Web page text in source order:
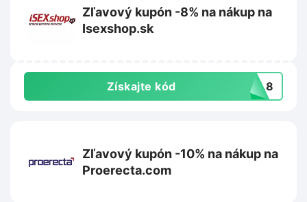
Zľavový kupón -8% na nákup na
Isexshop.sk
Získajte kód AFL8
Zľavový kupón -10% na nákup na
Proerecta.com